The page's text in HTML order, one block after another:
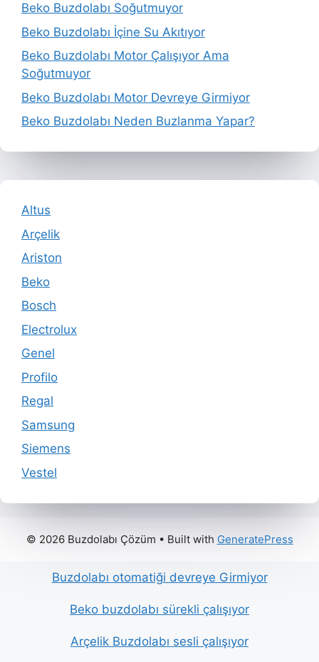
Beko Buzdolabı Soğutmuyor
Beko Buzdolabı İçine Su Akıtıyor
Beko Buzdolabı Motor Çalışıyor Ama
Soğutmuyor
Beko Buzdolabı Motor Devreye Girmiyor
Beko Buzdolabı Neden Buzlanma Yapar?
Altus
Arçelik
Ariston
Beko
Bosch
Electrolux
Genel
Profilo
Regal
Samsung
Siemens
Vestel
© 2026 Buzdolabı Çözüm • Built with GeneratePress
Buzdolabı otomatiği devreye Girmiyor
Beko buzdolabı sürekli çalışıyor
Arçelik Buzdolabı sesli çalışıyor